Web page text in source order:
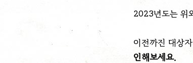
2023년도는 위
이전까진 대상
인해보세요.